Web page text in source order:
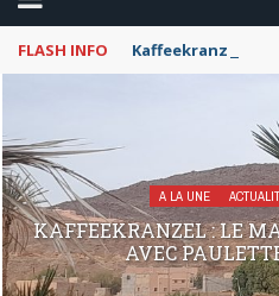
FLASH INFO Kaffeekranzel :
A LA UNE
KAFFEEKRANZEL : LE
AVEC